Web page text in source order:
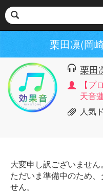
栗田凛(岡
栗田
【プ
天音蓮
人気
大変申し訳ございませ
ただいま準備中のため
せん。